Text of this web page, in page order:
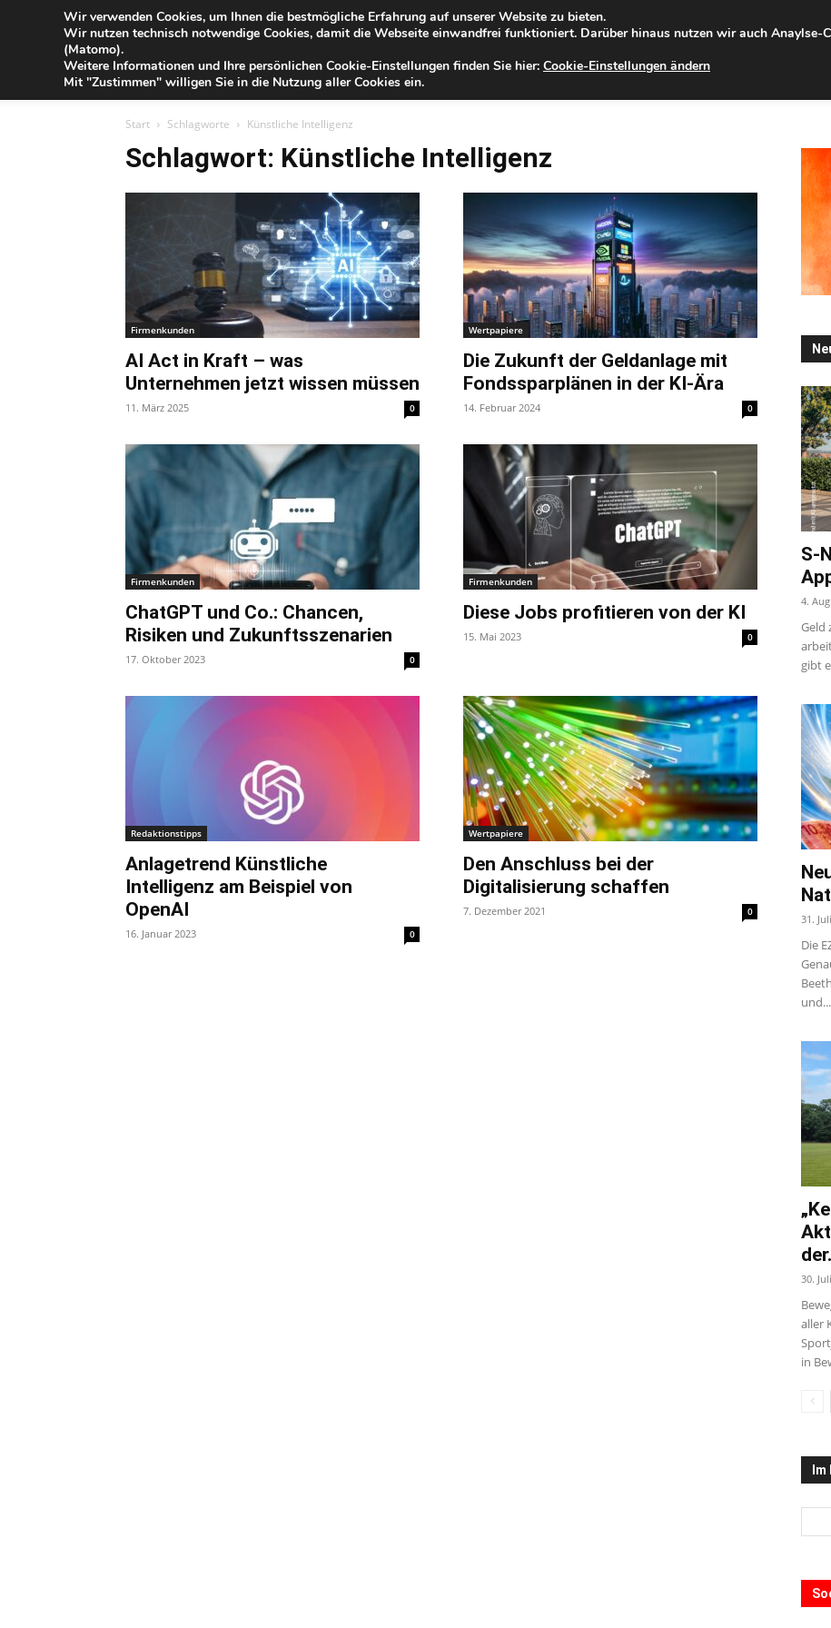
Blog
der
Sparkasse
Freitag, 07.08.2026 Zur Internet-Filiale der Förde Sparkasse
IHR GELD IHRE REGION WERTPAPIERE FIRMENKUNDEN
Start Schlagworte Künstliche Intelligenz
Schlagwort: Künstliche Intelligenz
Firmenkunden
AI Act in Kraft – was
Unternehmen jetzt wissen müssen
11. März 2025 0
Wertpapiere
Die Zukunft der Geldanlage mit
Fondssparplänen in der KI-Ära
14. Februar 2024 0
Firmenkunden
ChatGPT und Co.: Chancen,
Risiken und Zukunftsszenarien
17. Oktober 2023 0
Firmenkunden
Diese Jobs profitieren von der KI
15. Mai 2023 0
Redaktionstipps
Anlagetrend Künstliche
Intelligenz am Beispiel von
OpenAI
16. Januar 2023 0
Wertpapiere
Den Anschluss bei der
Digitalisierung schaffen
7. Dezember 2021 0
S-
4.
Geld
gibt
31.
Die
und...
30.
aller
in
Wir verwenden Cookies, um Ihnen die bestmögliche Erfahrung auf unserer Website zu bieten.
Wir nutzen technisch notwendige Cookies, damit die Webseite einwandfrei funktioniert. Darüber hinaus nutzen wir auch Anaylse-
(Matomo).
Weitere Informationen und Ihre persönlichen Cookie-Einstellungen finden Sie hier: Cookie-Einstellungen ändern
Mit "Zustimmen" willigen Sie in die Nutzung aller Cookies ein.